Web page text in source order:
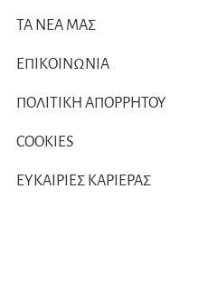
ΤΑ ΝΕΑ ΜΑΣ
ΕΠΙΚΟΙΝΩΝΙΑ
ΠΟΛΙΤΙΚΗ ΑΠΟΡΡΗΤΟΥ
COOKIES
ΕΥΚΑΙΡΙΕΣ ΚΑΡΙΕΡΑΣ